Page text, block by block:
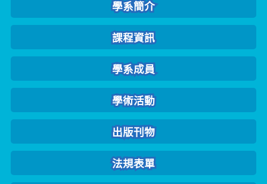
學系簡介
課程資訊
學系成員
學術活動
出版刊物
法規表單